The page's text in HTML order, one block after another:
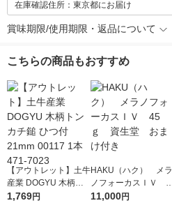
在庫確認住所：東京都にお届け
賞味期限/使用期限・返品について
こちらの商品もおすすめ
【アウトレット】土牛
産業 DOGYU 木柄ト
ンカチ鎚 ひつ付 21m
1,769円
HAKU（ハク） メラ
ノフォーカスＩＶ 4
5ｇ 資生堂 おまけ
11,000円